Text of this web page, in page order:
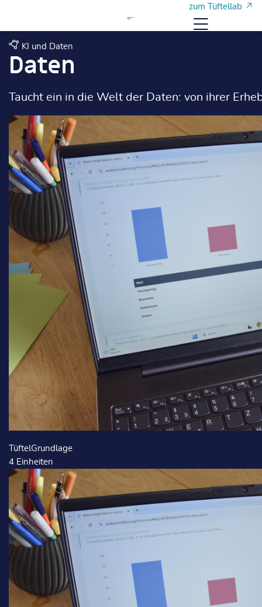
zum Tüftellab
Menü
KI und Daten
Daten
Taucht ein in die Welt der Daten: von ihrer
TüftelGrundlage
4 Einheiten